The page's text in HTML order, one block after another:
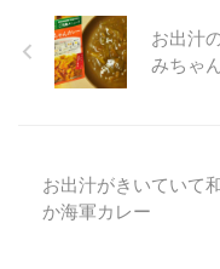
お出汁
みちゃ
お出汁がきいていて
か海軍カレー